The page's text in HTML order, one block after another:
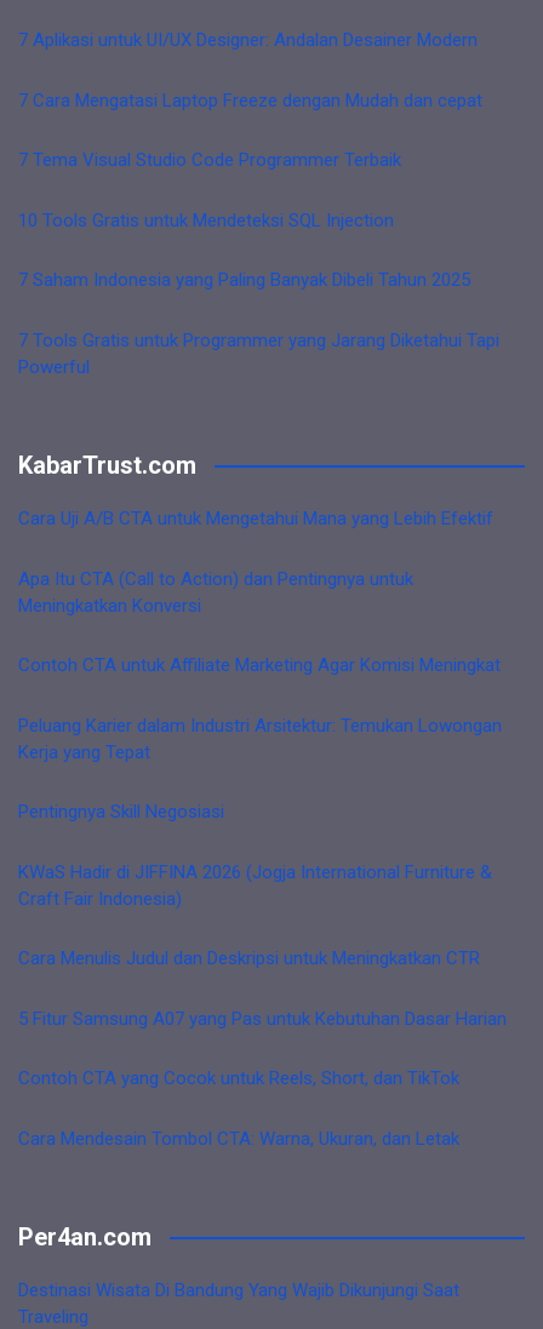
7 Aplikasi untuk UI/UX Designer: Andalan Desainer Modern
7 Cara Mengatasi Laptop Freeze dengan Mudah dan cepat
7 Tema Visual Studio Code Programmer Terbaik
10 Tools Gratis untuk Mendeteksi SQL Injection
7 Saham Indonesia yang Paling Banyak Dibeli Tahun 2025
7 Tools Gratis untuk Programmer yang Jarang Diketahui Tapi
Powerful
KabarTrust.com
Cara Uji A/B CTA untuk Mengetahui Mana yang Lebih Efektif
Apa Itu CTA (Call to Action) dan Pentingnya untuk
Meningkatkan Konversi
Contoh CTA untuk Affiliate Marketing Agar Komisi Meningkat
Peluang Karier dalam Industri Arsitektur: Temukan Lowongan
Kerja yang Tepat
Pentingnya Skill Negosiasi
KWaS Hadir di JIFFINA 2026 (Jogja International Furniture &
Craft Fair Indonesia)
Cara Menulis Judul dan Deskripsi untuk Meningkatkan CTR
5 Fitur Samsung A07 yang Pas untuk Kebutuhan Dasar Harian
Contoh CTA yang Cocok untuk Reels, Short, dan TikTok
Cara Mendesain Tombol CTA: Warna, Ukuran, dan Letak
Per4an.com
Destinasi Wisata Di Bandung Yang Wajib Dikunjungi Saat
Traveling